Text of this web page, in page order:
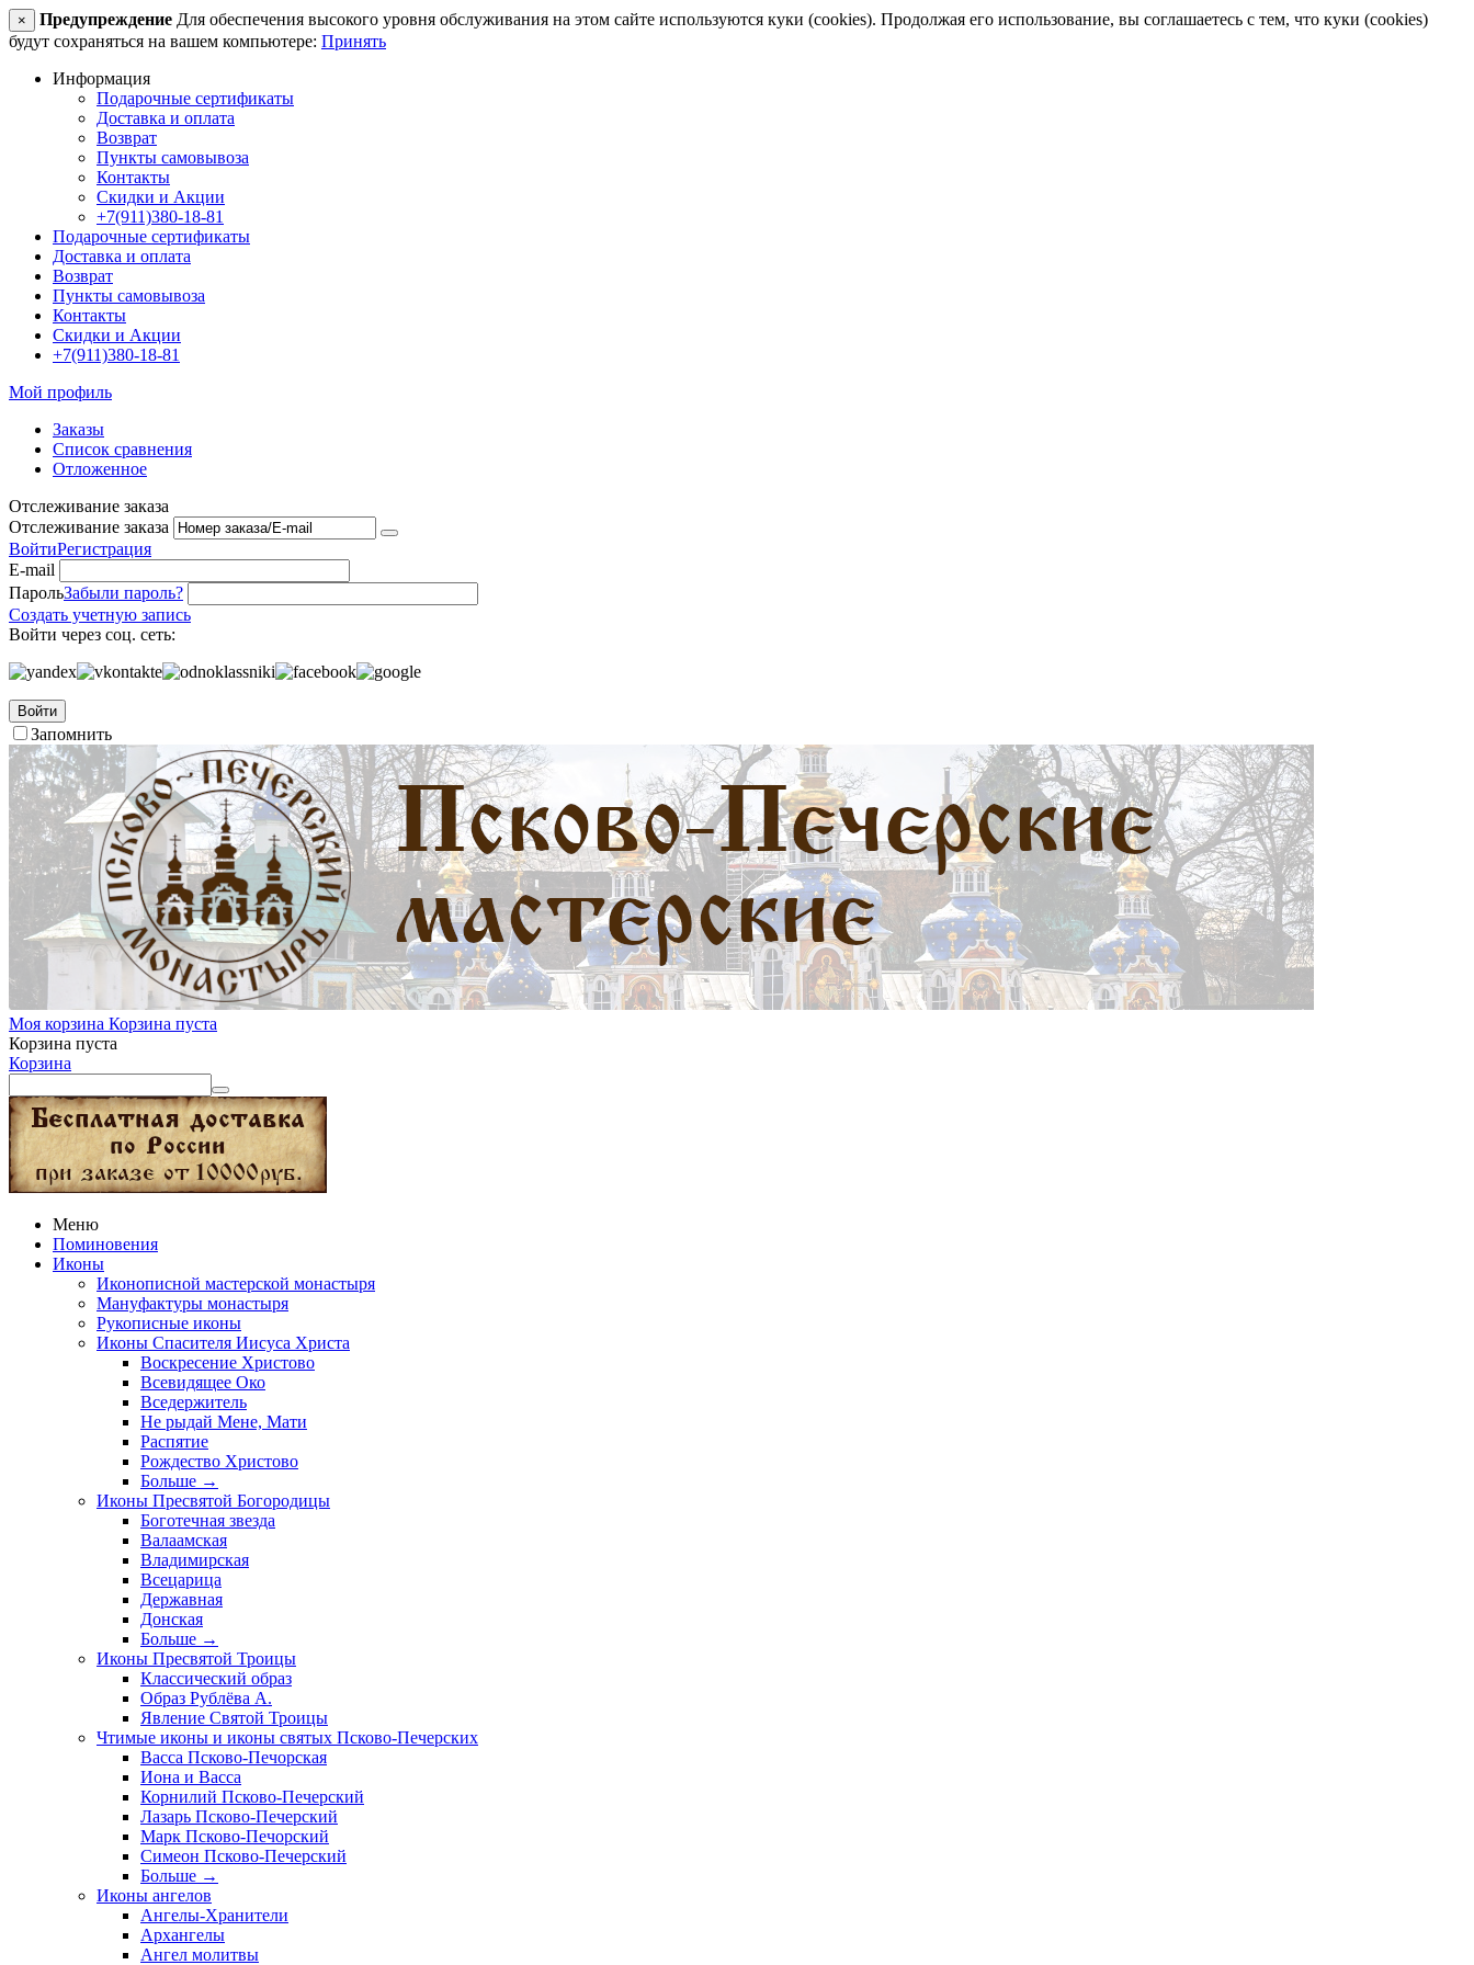
× Предупреждение Для обеспечения высокого уровня обслуживания на этом сайте используются куки (cookies). Продолжая его использование, вы соглашаетесь с тем, что куки (cookies)
будут сохраняться на вашем компьютере: Принять
Информация
Подарочные сертификаты
Доставка и оплата
Возврат
Пункты самовывоза
Контакты
Скидки и Акции
+7(911)380-18-81
Подарочные сертификаты
Доставка и оплата
Возврат
Пункты самовывоза
Контакты
Скидки и Акции
+7(911)380-18-81
Мой профиль
Заказы
Список сравнения
Отложенное
Отслеживание заказа
Отслеживание заказа
ВойтиРегистрация
E-mail
ПарольЗабыли пароль?
Создать учетную запись
Войти через соц. сеть:
Войти
Запомнить
Моя корзина Корзина пуста
Корзина пуста
Корзина
Меню
Поминовения
Иконы
Иконописной мастерской монастыря
Мануфактуры монастыря
Рукописные иконы
Иконы Спасителя Иисуса Христа
Воскресение Христово
Всевидящее Око
Вседержитель
Не рыдай Мене, Мати
Распятие
Рождество Христово
Больше →
Иконы Пресвятой Богородицы
Боготечная звезда
Валаамская
Владимирская
Всецарица
Державная
Донская
Больше →
Иконы Пресвятой Троицы
Классический образ
Образ Рублёва А.
Явление Святой Троицы
Чтимые иконы и иконы святых Псково-Печерских
Васса Псково-Печорская
Иона и Васса
Корнилий Псково-Печерский
Лазарь Псково-Печерский
Марк Псково-Печорский
Симеон Псково-Печерский
Больше →
Иконы ангелов
Ангелы-Хранители
Архангелы
Ангел молитвы